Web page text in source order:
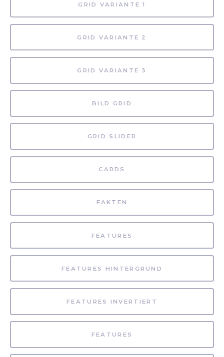
GRID VARIANTE 1
GRID VARIANTE 2
GRID VARIANTE 3
BILD GRID
GRID SLIDER
CARDS
FAKTEN
FEATURES
FEATURES HINTERGRUND
FEATURES INVERTIERT
FEATURES